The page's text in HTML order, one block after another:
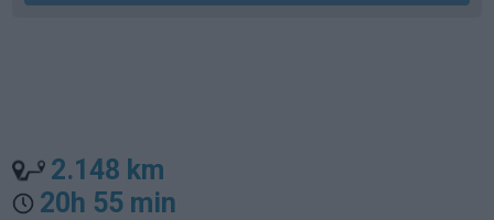
2.148 km
20h 55 min